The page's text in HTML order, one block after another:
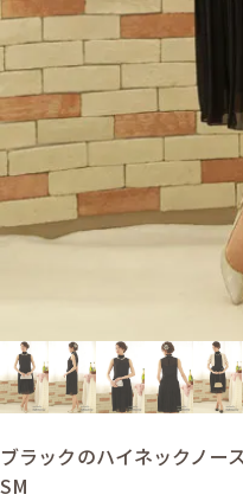
ブラックのハイネックノー
SM